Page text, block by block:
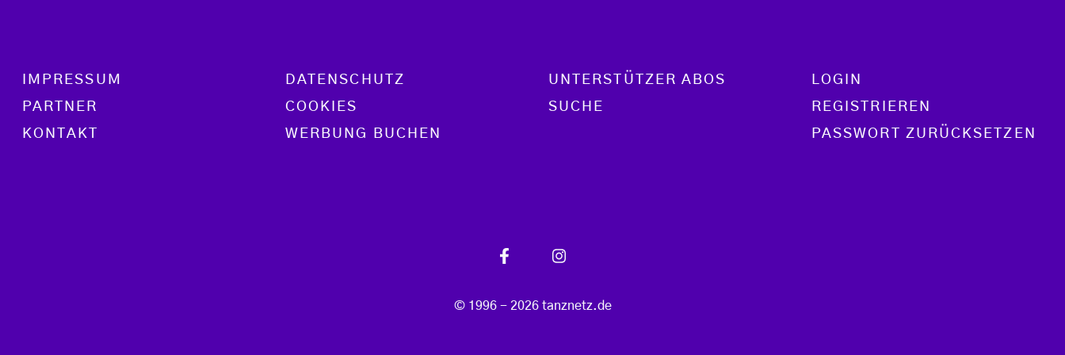
Footer menu
IMPRESSUM
PARTNER
KONTAKT
DATENSCHUTZ
COOKIES
WERBUNG BUCHEN
UNTERSTÜTZER ABOS
SUCHE
LOGIN
REGISTRIEREN
PASSWORT ZURÜCKSETZEN
© 1996 - 2026 tanznetz.de